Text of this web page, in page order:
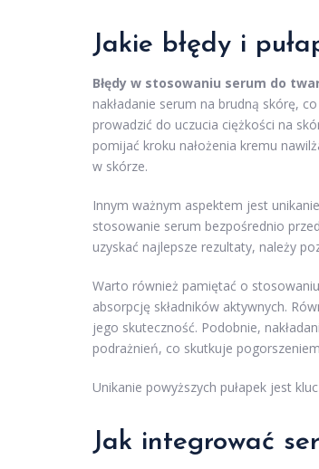
Jakie błędy i
Błędy w stosowaniu serum do
nakładanie serum na brudną skórę,
prowadzić do uczucia ciężkości na
pomijać kroku nałożenia kremu
w skórze.
Innym ważnym aspektem jest
stosowanie serum bezpośrednio
uzyskać najlepsze rezultaty, należy
Warto również pamiętać o
absorpcję składników aktywnych.
jego skuteczność. Podobnie,
podrażnień, co skutkuje
Unikanie powyższych pułapek jest
Jak integrować